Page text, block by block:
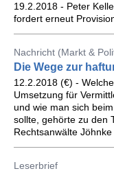
19.2.2018 - Peter
fordert erneut
Nachricht (Markt &
Die Wege zur
12.2.2018 (€) -
Umsetzung für
und wie man sich
sollte, gehörte zu den
Rechtsanwälte
Leserbrief